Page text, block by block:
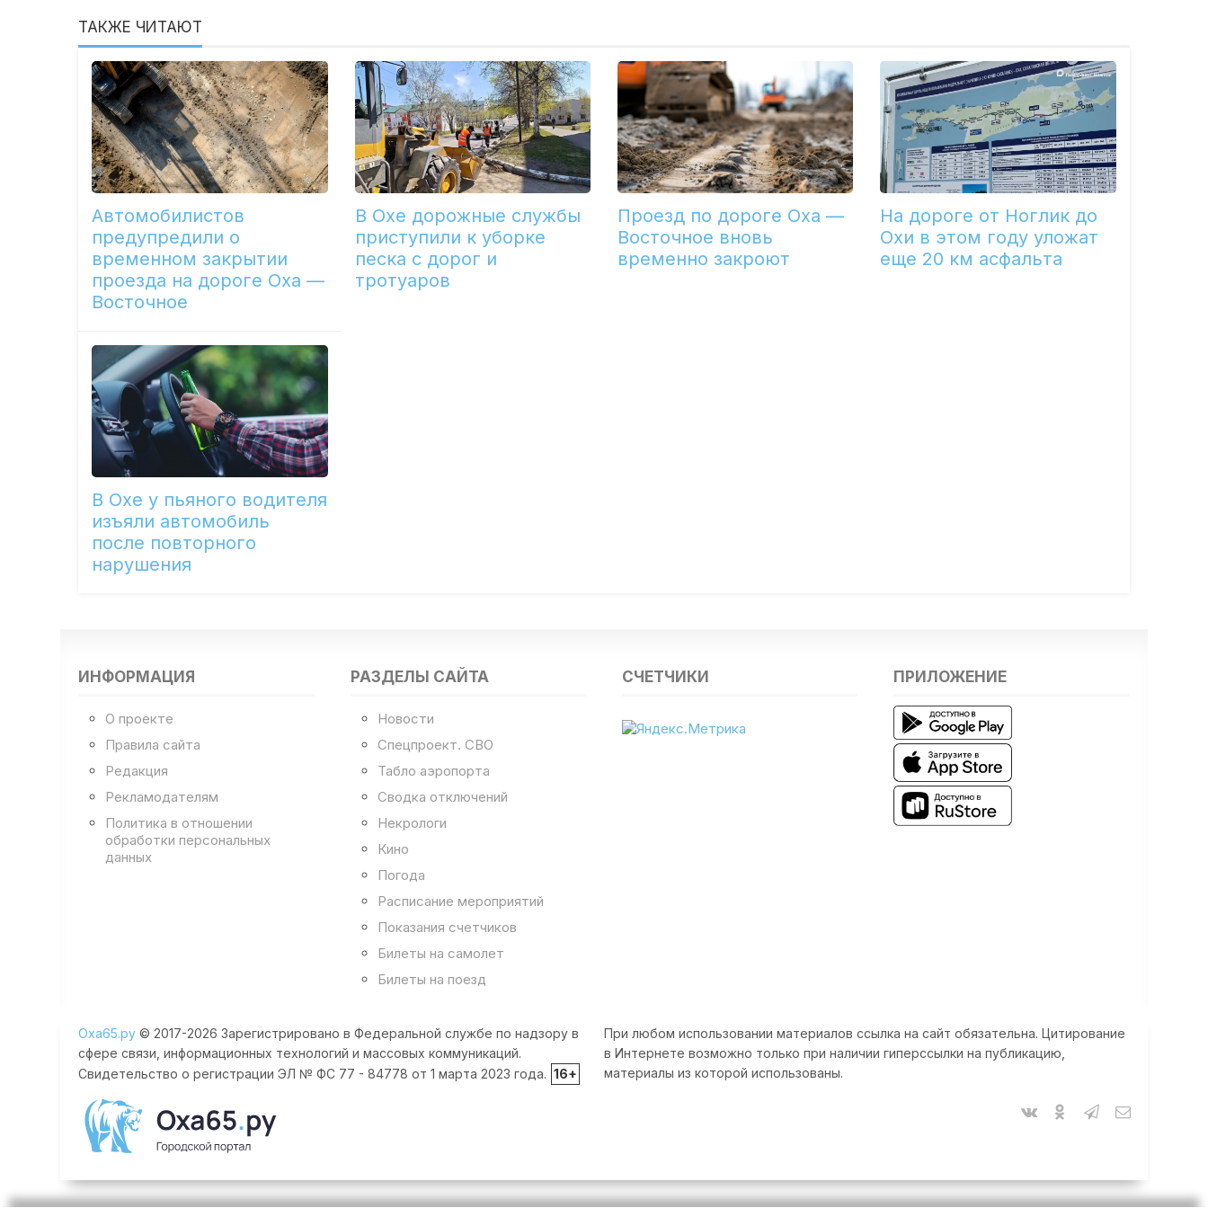
ТАКЖЕ ЧИТАЮТ
Автомобилистов
предупредили о
временном закрытии
проезда на дороге Оха —
Восточное
В Охе дорожные службы
приступили к уборке
песка с дорог и
тротуаров
Проезд по дороге Оха —
Восточное вновь
временно закроют
На дороге от Ноглик до
Охи в этом году уложат
еще 20 км асфальта
В Охе у пьяного водителя
изъяли автомобиль
после повторного
нарушения
ИНФОРМАЦИЯ
О проекте
Правила сайта
Редакция
Рекламодателям
Политика в отношении
обработки персональных
данных
РАЗДЕЛЫ САЙТА
Новости
Спецпроект. СВО
Табло аэропорта
Сводка отключений
Некрологи
Кино
Погода
Расписание мероприятий
Показания счетчиков
Билеты на самолет
Билеты на поезд
СЧЕТЧИКИ ПРИЛОЖЕНИЕ
При любом использовании материалов ссылка на сайт обязательна. Цитирование
в Интернете возможно только при наличии гиперссылки на публикацию,
материалы из которой использованы.
Оха65.ру © 2017-2026 Зарегистрировано в Федеральной службе по надзору в
сфере связи, информационных технологий и массовых коммуникаций.
Свидетельство о регистрации ЭЛ № ФС 77 - 84778 от 1 марта 2023 года. 16+